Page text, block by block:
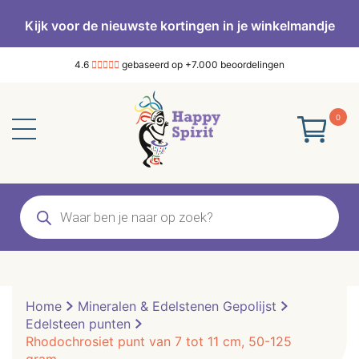
Kijk voor de nieuwste kortingen in je winkelmandje
4.6 gebaseerd op +7.000 beoordelingen
0
Producten
zoeken
Home
Mineralen & Edelstenen Gepolijst
Edelsteen punten
Rhodochrosiet punt van 7 tot 11 cm, 50-125